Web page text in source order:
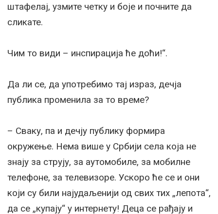
штафелај, узмите четку и боје и почните да
сликате.
Чим то види – инспирација ће доћи!“.
Да ли се, да употребимо тај израз, дечја
публика променила за то време?
– Сваку, па и дечју публику формира
окружење. Нема више у Србији села која не
знају за струју, за аутомобиле, за мобилне
телефоне, за телевизоре. Ускоро ће се и они
који су били најудаљенији од свих тих „лепота“,
да се „купају“ у интернету! Деца се рађају и